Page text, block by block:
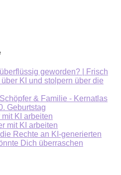
geworden? | Frisch
KI und stolpern über die
& Familie - Kernatlas
Geburtstag
KI arbeiten
mit KI arbeiten
Rechte an KI-generierten
Dich überraschen